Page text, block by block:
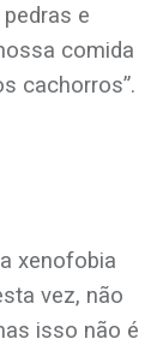
e
comida
cachorros”.
xenofobia
vez, não
isso não é